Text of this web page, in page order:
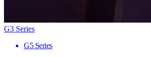
G3 Series
G5 Series